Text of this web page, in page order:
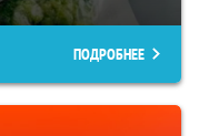
ПОДРОБНЕЕ